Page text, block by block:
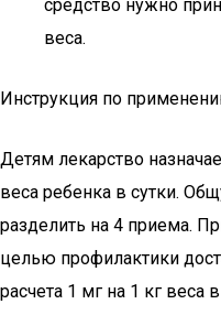
средство нужно
веса.
Инструкция по
Детям лекарство
веса ребенка в сутки.
разделить на 4 приема.
целью профилактики
расчета 1 мг на 1 кг веса в